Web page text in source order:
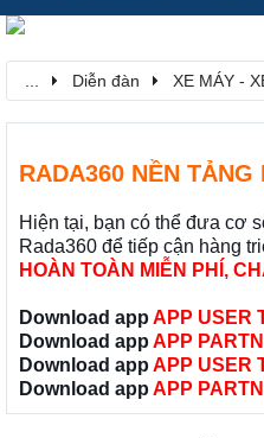
Diễn đàn XE MÁY -
RADA360 NỀN
Hiện tại, bạn có thể đưa cơ
Rada360 để tiếp cận hàng
HOÀN TOÀN MIỄN PHÍ,
Download app APP USER
Download app APP
Download app APP USER
Download app APP